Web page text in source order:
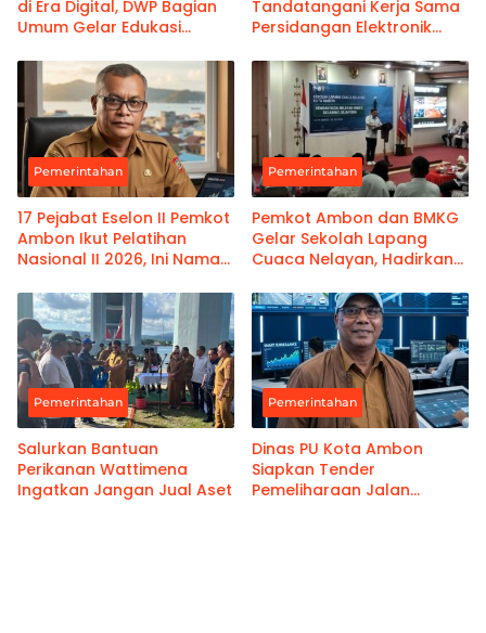
di Era Digital, DWP Bagian
Umum Gelar Edukasi
Tandatangani Kerja Sama
Persidangan Elektronik
Kanwil Pemasyarakatan
Maluku
Pemerintahan
17 Pejabat Eselon II Pemkot
Ambon Ikut Pelatihan
Nasional II 2026, Ini Nama-
Pemerintahan
Pemkot Ambon dan BMKG
Gelar Sekolah Lapang
Cuaca Nelayan, Hadirkan
Pemerintahan
Salurkan Bantuan
Perikanan Wattimena
Ingatkan Jangan Jual Aset
Pemerintahan
Dinas PU Kota Ambon
Siapkan Tender
Pemeliharaan Jalan